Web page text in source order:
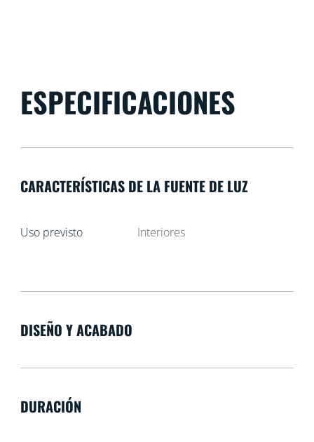
ESPECIFICACIONES
CARACTERÍSTICAS DE LA FUENTE DE LUZ
Uso previsto Interiores
DISEÑO Y ACABADO
DURACIÓN